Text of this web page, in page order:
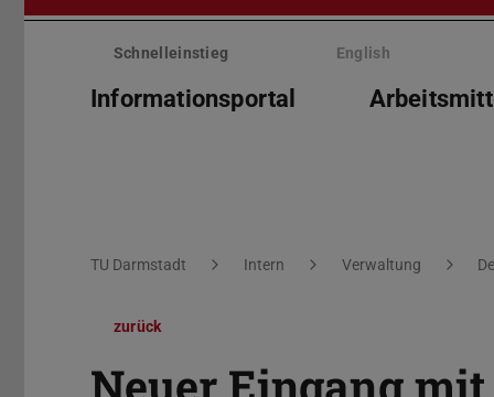
Menü
überspringenSchnelleinstieg English
Informationsportal
Sie befinden sich hier:
TU Darmstadt Intern Verwaltung
zurück